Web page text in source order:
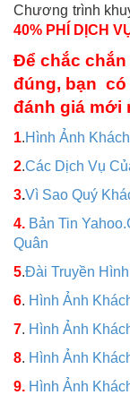
Chương trình
40% PHÍ DỊCH
Để chắc
đúng, bạn có
đánh giá mới
1.Hình Ảnh
2.Các Dịch Vụ
3.Vì Sao Quý
4. Bản Tin
Quân
5.Đài Truyền
6. Hình Ảnh
7. Hình Ảnh
8. Hình Ảnh
9. Hình Ảnh